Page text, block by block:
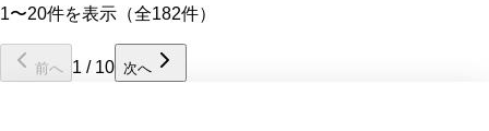
1〜20件を表示（全182件）
前へ 1 / 10 次へ